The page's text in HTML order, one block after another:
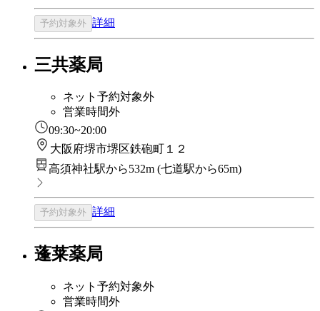
予約対象外 詳細
三共薬局
ネット予約対象外
営業時間外
09:30~20:00
大阪府堺市堺区鉄砲町１２
高須神社駅から532m (七道駅から65m)
予約対象外 詳細
蓬莱薬局
ネット予約対象外
営業時間外